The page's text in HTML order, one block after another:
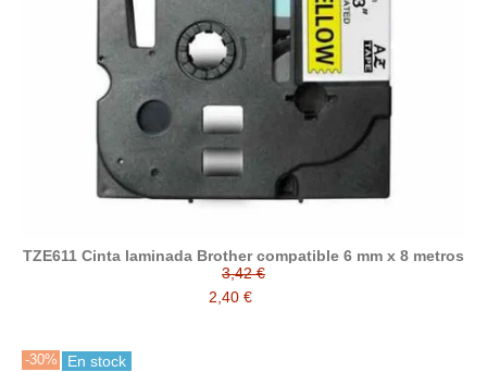
TZE611 Cinta laminada Brother compatible 6 mm x 8 metros
3,42 €
2,40 €
-30% En stock